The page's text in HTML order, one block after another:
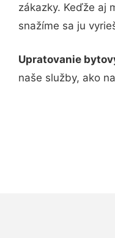
zákazky. Keďže aj
snažíme sa ju
Upratovanie
naše služby, ako